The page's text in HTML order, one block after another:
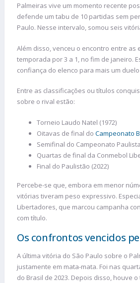
Palmeiras vive um momento recente
defende um tabu de 10 partidas sem
Paulo. Nesse intervalo, somou seis
Além disso, venceu o encontro entre as
temporada por 3 a 1, no fim de janeiro.
confiança do elenco para mais um
Entre as classificações ou títulos
sobre o rival estão:
Torneio Laudo Natel (1972)
Oitavas de final do Campeonato
Semifinal do Campeonato
Quartas de final da Conmebol
Final do Paulistão (2022)
Percebe-se que, embora em menor
vitórias tiveram peso expressivo.
Libertadores, que marcou campanha
com título.
Os confrontos vencidos
A última vitória do São Paulo sobre o
justamente em mata-mata. Foi nas
do Brasil de 2023. Depois disso, houve